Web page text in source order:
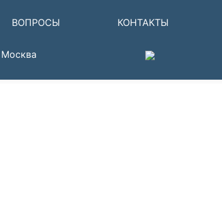
ВОПРОСЫ КОНТАКТЫ
Москва